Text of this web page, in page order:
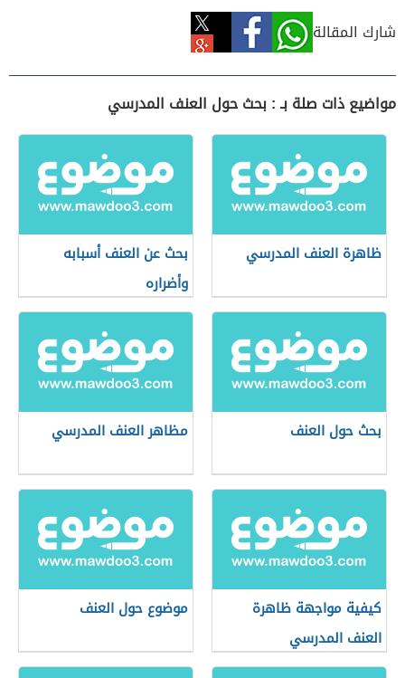
شارك المقالة
مواضيع ذات صلة بـ : بحث حول العنف المدرسي
ظاهرة العنف المدرسي
بحث عن العنف أسبابه
وأضراره
بحث حول العنف مظاهر العنف المدرسي
كيفية مواجهة ظاهرة
العنف المدرسي
موضوع حول العنف